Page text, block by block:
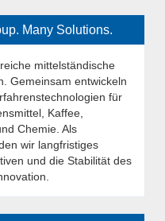
Many Solutions.
mittelständische
Gemeinsam entwickeln
für
Kaffee,
Chemie. Als
wir langfristiges
und die Stabilität des